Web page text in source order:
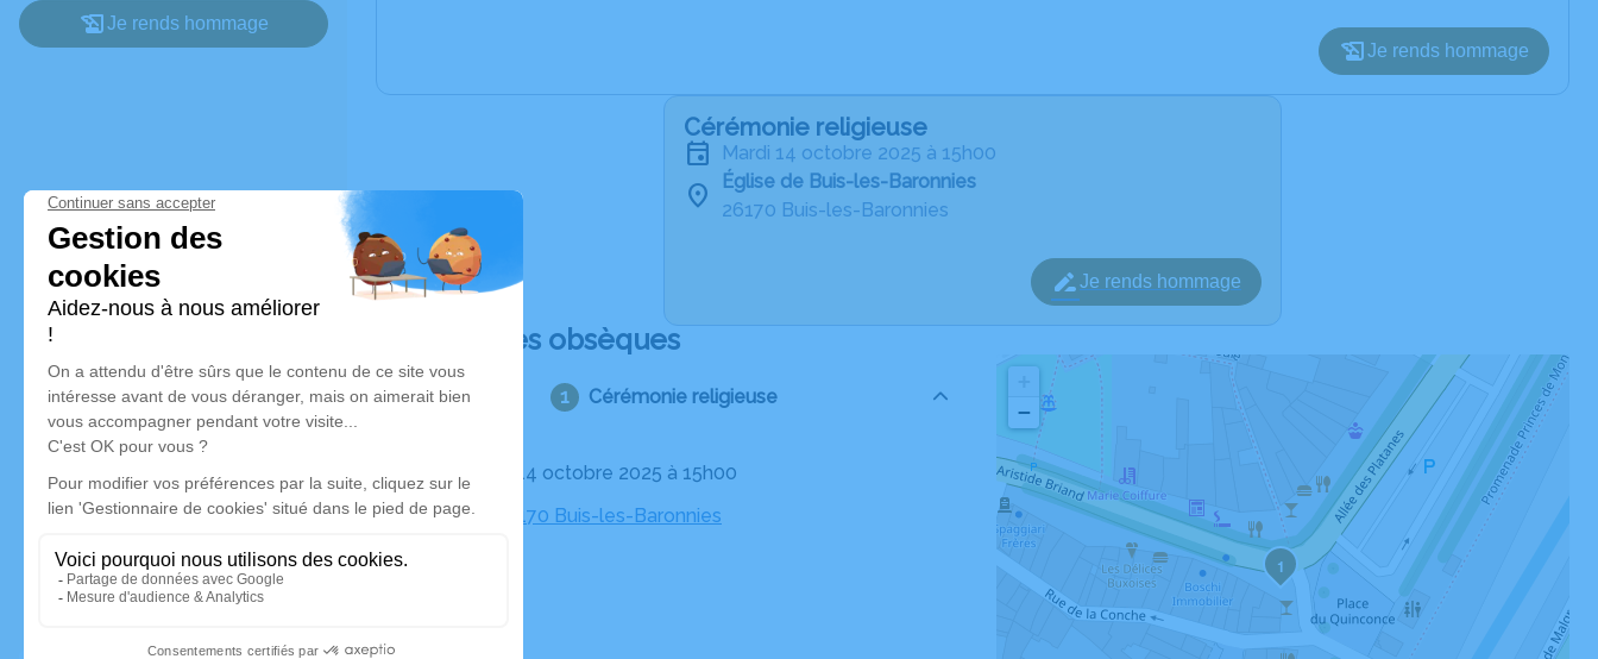
Je rends hommage
Je rends hommage
Cérémonie religieuse
mardi 14 octobre 2025 à 15h00
Église de Buis-les-Baronnies
26170 Buis-les-Baronnies
Je rends hommage
Déroulé des obsèques
Cérémonie religieuse
Le mardi 14 octobre 2025 à 15h00
Église, 26170 Buis-les-Baronnies
1
−